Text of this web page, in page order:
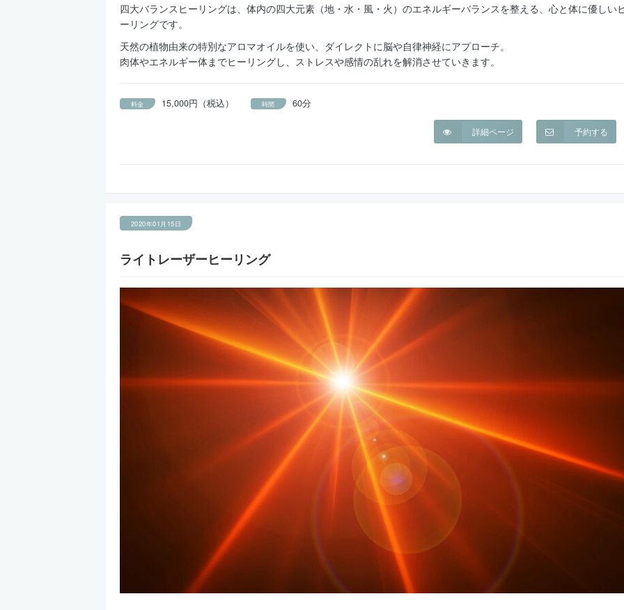
四大バランスヒーリングは、体内の四大元素（地・水・風・火）のエネルギーバランスを整える、心と体に優しい
ーリングです。
天然の植物由来の特別なアロマオイルを使い、ダイレクトに脳や自律神経にアプローチ。
肉体やエネルギー体までヒーリングし、ストレスや感情の乱れを解消させていきます。
料金 15,000円（税込） 時間 60分
予約する
詳細ページ
2020年01月15日
ライトレーザーヒーリング